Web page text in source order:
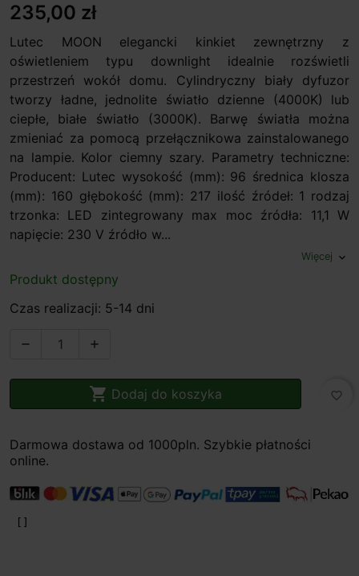
235,00 zł
Lutec MOON elegancki kinkiet zewnętrzny z
oświetleniem typu downlight idealnie rozświetli
przestrzeń wokół domu. Cylindryczny biały dyfuzor
tworzy ładne, jednolite światło dzienne (4000K) lub
ciepłe, białe światło (3000K). Barwę światła można
zmieniać za pomocą przełącznikowa zainstalowanego
na lampie. Kolor ciemny szary. Parametry techniczne:
Producent: Lutec wysokość (mm): 96 średnica klosza
(mm): 160 głębokość (mm): 217 ilość źródeł: 1 rodzaj
trzonka: LED zintegrowany max moc źródła: 11,1 W
napięcie: 230 V źródło w...
Więcej expand_more
Produkt dostępny
Czas realizacji: 5-14 dni
 
 Dodaj do koszyka favorite_border
Darmowa dostawa od 1000pln. Szybkie płatności
online.